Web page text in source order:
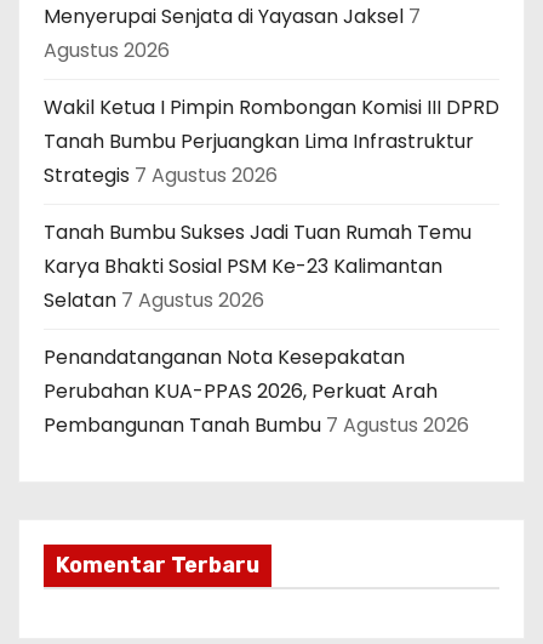
Menyerupai Senjata di Yayasan Jaksel 7
Agustus 2026
Wakil Ketua I Pimpin Rombongan Komisi III DPRD
Tanah Bumbu Perjuangkan Lima Infrastruktur
Strategis 7 Agustus 2026
Tanah Bumbu Sukses Jadi Tuan Rumah Temu
Karya Bhakti Sosial PSM Ke-23 Kalimantan
Selatan 7 Agustus 2026
Penandatanganan Nota Kesepakatan
Perubahan KUA-PPAS 2026, Perkuat Arah
Pembangunan Tanah Bumbu 7 Agustus 2026
Komentar Terbaru